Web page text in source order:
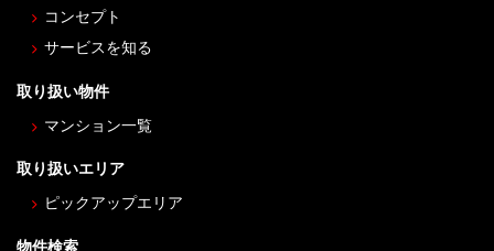
コンセプト
サービスを知る
取り扱い物件
マンション一覧
取り扱いエリア
ピックアップエリア
物件検索